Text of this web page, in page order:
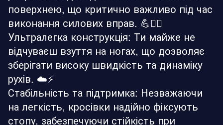
поверхнею, що критично важливо під час
виконання силових вправ. 💪🏋️‍♂️
Ультралегка конструкція: Ти майже не
відчуваєш взуття на ногах, що дозволяє
зберігати високу швидкість та динаміку
рухів. ☁️⚡
Стабільність та підтримка: Незважаючи
на легкість, кросівки надійно фіксують
стопу, забезпечуючи стійкість при